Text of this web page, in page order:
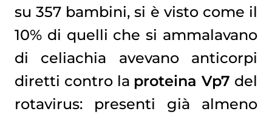
su 357 bambini, si è visto come il
10% di quelli che si ammalavano
di celiachia avevano anticorpi
diretti contro la proteina Vp7 del
rotavirus: presenti già almeno